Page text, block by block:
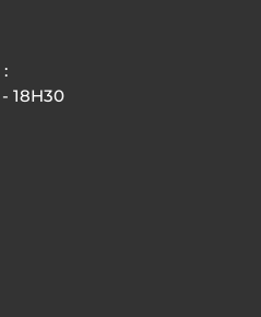
18H30